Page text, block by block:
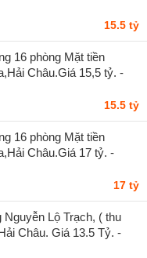
15.5 tỷ
16 phòng Mặt tiền
Châu.Giá 15,5 tỷ. -
15.5 tỷ
16 phòng Mặt tiền
Châu.Giá 17 tỷ. -
17 tỷ
Lộ Trạch, ( thu
Châu. Giá 13.5 Tỷ. -